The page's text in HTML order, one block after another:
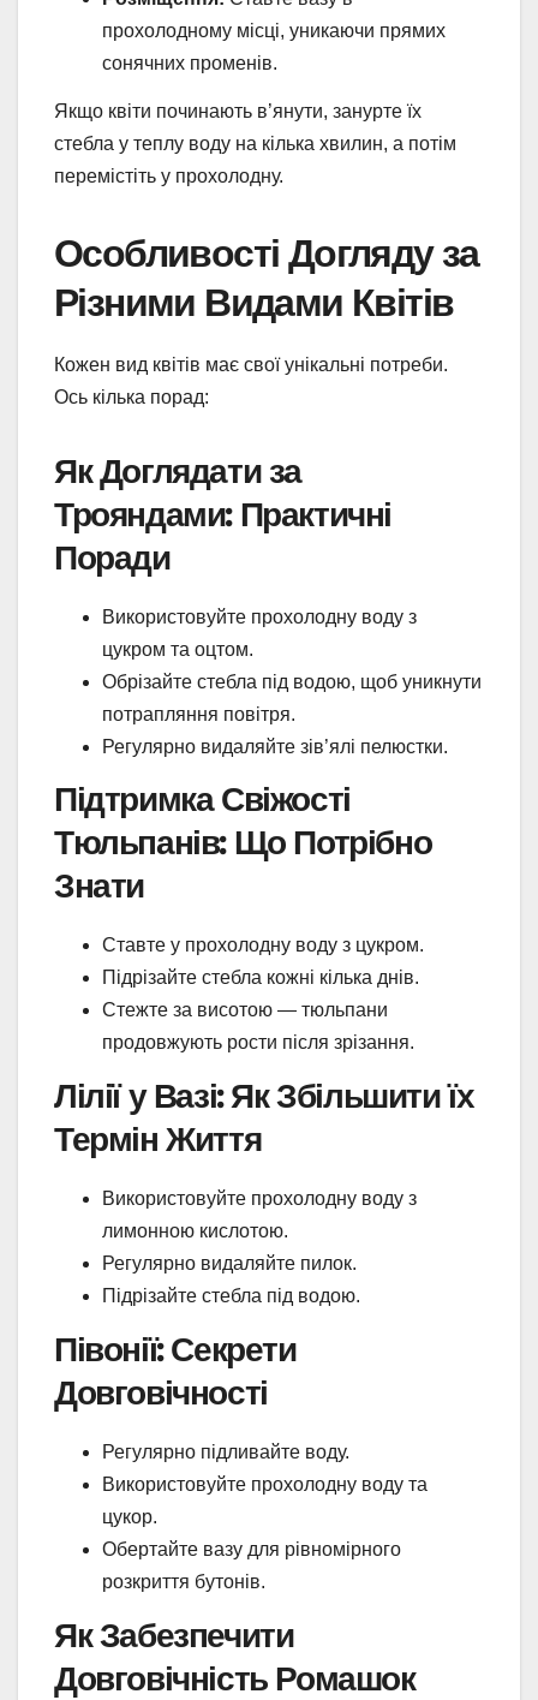
прохолодному місці, уникаючи прямих
сонячних променів.
Якщо квіти починають в’янути, занурте їх
стебла у теплу воду на кілька хвилин, а потім
перемістіть у прохолодну.
Особливості Догляду за
Різними Видами Квітів
Кожен вид квітів має свої унікальні потреби.
Ось кілька порад:
Як Доглядати за
Трояндами: Практичні
Поради
Використовуйте прохолодну воду з
цукром та оцтом.
Обрізайте стебла під водою, щоб уникнути
потрапляння повітря.
Регулярно видаляйте зів’ялі пелюстки.
Підтримка Свіжості
Тюльпанів: Що Потрібно
Знати
Ставте у прохолодну воду з цукром.
Підрізайте стебла кожні кілька днів.
Стежте за висотою — тюльпани
продовжують рости після зрізання.
Лілії у Вазі: Як Збільшити їх
Термін Життя
Використовуйте прохолодну воду з
лимонною кислотою.
Регулярно видаляйте пилок.
Підрізайте стебла під водою.
Півонії: Секрети
Довговічності
Регулярно підливайте воду.
Використовуйте прохолодну воду та
цукор.
Обертайте вазу для рівномірного
розкриття бутонів.
Як Забезпечити
Довговічність Ромашок